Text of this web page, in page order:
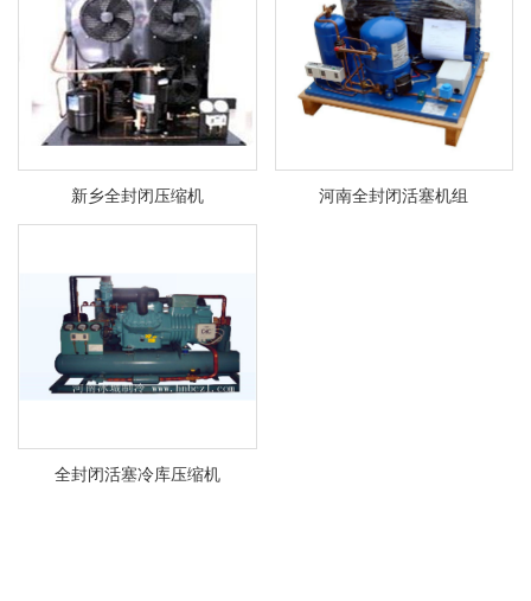
新乡全封闭压缩机 河南全封闭活塞机组
全封闭活塞冷库压缩机